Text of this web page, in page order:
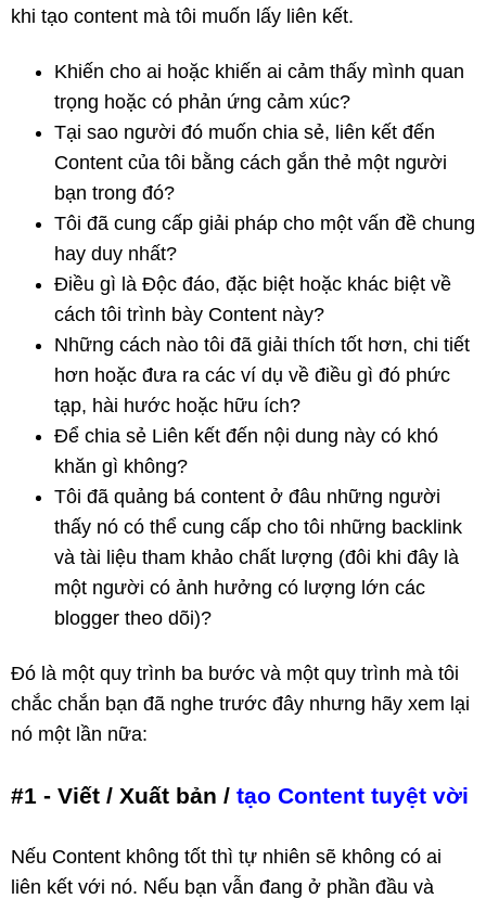
khi tạo content mà tôi muốn lấy liên kết.
Khiến cho ai hoặc khiến ai cảm thấy mình quan
trọng hoặc có phản ứng cảm xúc?
Tại sao người đó muốn chia sẻ, liên kết đến
Content của tôi bằng cách gắn thẻ một người
bạn trong đó?
Tôi đã cung cấp giải pháp cho một vấn đề chung
hay duy nhất?
Điều gì là Độc đáo, đặc biệt hoặc khác biệt về
cách tôi trình bày Content này?
Những cách nào tôi đã giải thích tốt hơn, chi tiết
hơn hoặc đưa ra các ví dụ về điều gì đó phức
tạp, hài hước hoặc hữu ích?
Để chia sẻ Liên kết đến nội dung này có khó
khăn gì không?
Tôi đã quảng bá content ở đâu những người
thấy nó có thể cung cấp cho tôi những backlink
và tài liệu tham khảo chất lượng (đôi khi đây là
một người có ảnh hưởng có lượng lớn các
blogger theo dõi)?
Đó là một quy trình ba bước và một quy trình mà tôi
chắc chắn bạn đã nghe trước đây nhưng hãy xem lại
nó một lần nữa:
#1 - Viết / Xuất bản / tạo Content tuyệt vời
Nếu Content không tốt thì tự nhiên sẽ không có ai
liên kết với nó. Nếu bạn vẫn đang ở phần đầu và